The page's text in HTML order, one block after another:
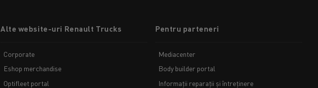
Alte website-uri Renault Trucks
Corporate
Eshop merchandise
Optifleet portal
Pentru parteneri
Mediacenter
Body builder portal
Informații reparații și întreținere